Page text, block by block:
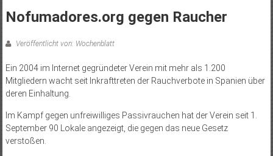
Nofumadores.org gegen Raucher
Veröffentlicht von: Wochenblatt
Ein 2004 im Internet gegründeter Verein mit mehr als 1.200
Mitgliedern wacht seit Inkrafttreten der Rauchverbote in Spanien über
deren Einhaltung.
Im Kampf gegen unfreiwilliges Passivrauchen hat der Verein seit 1.
September 90 Lokale angezeigt, die gegen das neue Gesetz
verstoßen.